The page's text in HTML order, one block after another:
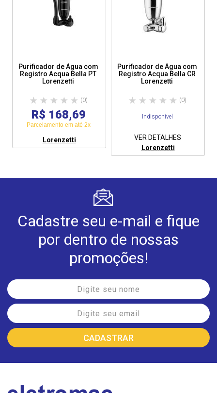
Purificador de Água com
Registro Acqua Bella PT
Lorenzetti
(0)
R$ 168,69
Parcelamento em até 2x
Lorenzetti
Purificador de Água com
Registro Acqua Bella CR
Lorenzetti
(0)
Indisponível
VER DETALHES
Lorenzetti
Cadastre seu e-mail e fique
por dentro de nossas
promoções!